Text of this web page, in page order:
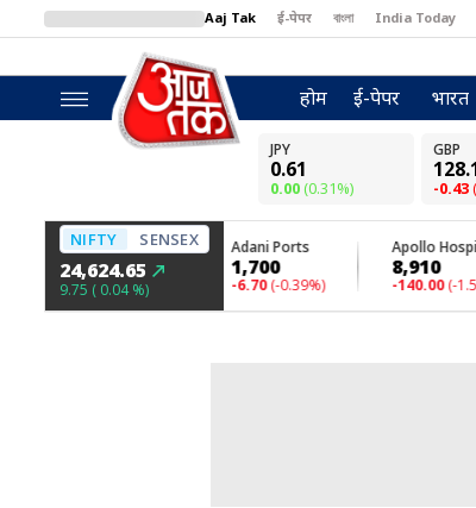
Aaj Tak ई-पेपर বাংলা India Today
BT Bazaar
होम ई-पेपर भारत